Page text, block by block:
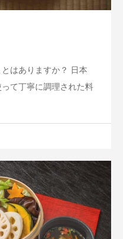
はありますか？ 日本
て丁寧に調理された料